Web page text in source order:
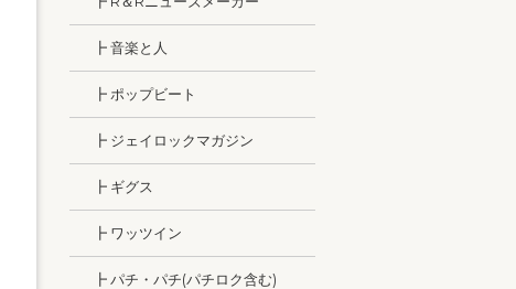
┣ 音楽と人
┣ ポップビート
┣ ジェイロックマガジン
┣ ギグス
┣ ワッツイン
┣ パチ・パチ(パチロク含む)